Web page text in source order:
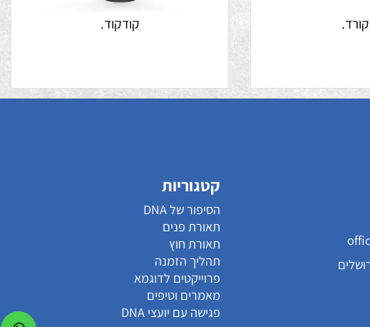
קטגוריות
הסיפור של DNA
תאורת פנים
תאורת חוץ
תהליך הזמנה